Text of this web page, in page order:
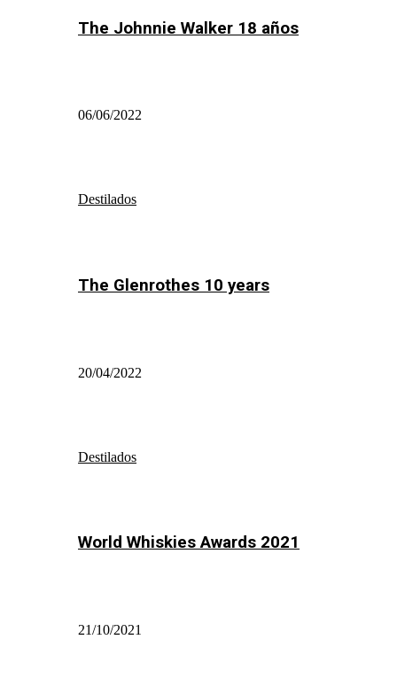
The Johnnie Walker 18 años
06/06/2022
Destilados
The Glenrothes 10 years
20/04/2022
Destilados
World Whiskies Awards 2021
21/10/2021